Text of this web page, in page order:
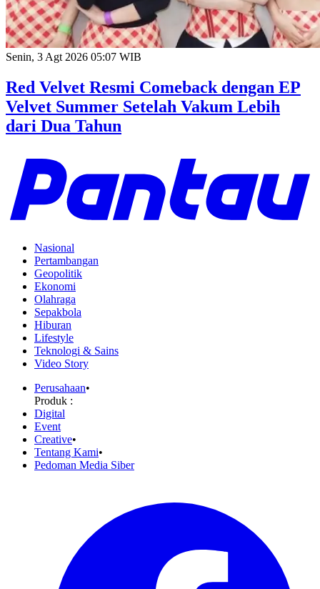
Senin, 3 Agt 2026 05:07 WIB
Red Velvet Resmi Comeback dengan EP
Velvet Summer Setelah Vakum Lebih
dari Dua Tahun
Nasional
Pertambangan
Geopolitik
Ekonomi
Olahraga
Sepakbola
Hiburan
Lifestyle
Teknologi & Sains
Video Story
Perusahaan•
Produk :
Digital
Event
Creative•
Tentang Kami•
Pedoman Media Siber